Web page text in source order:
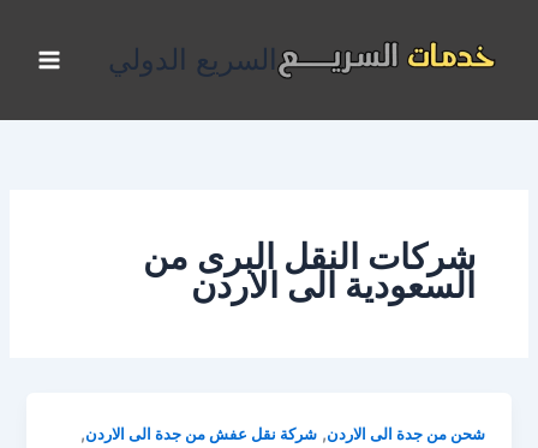
المحتوى
السريع الدولي
شركات النقل البرى من
السعودية الى الاردن
شحن من جدة الى الاردن,شركة نقل عفش من جدة الى الاردن,